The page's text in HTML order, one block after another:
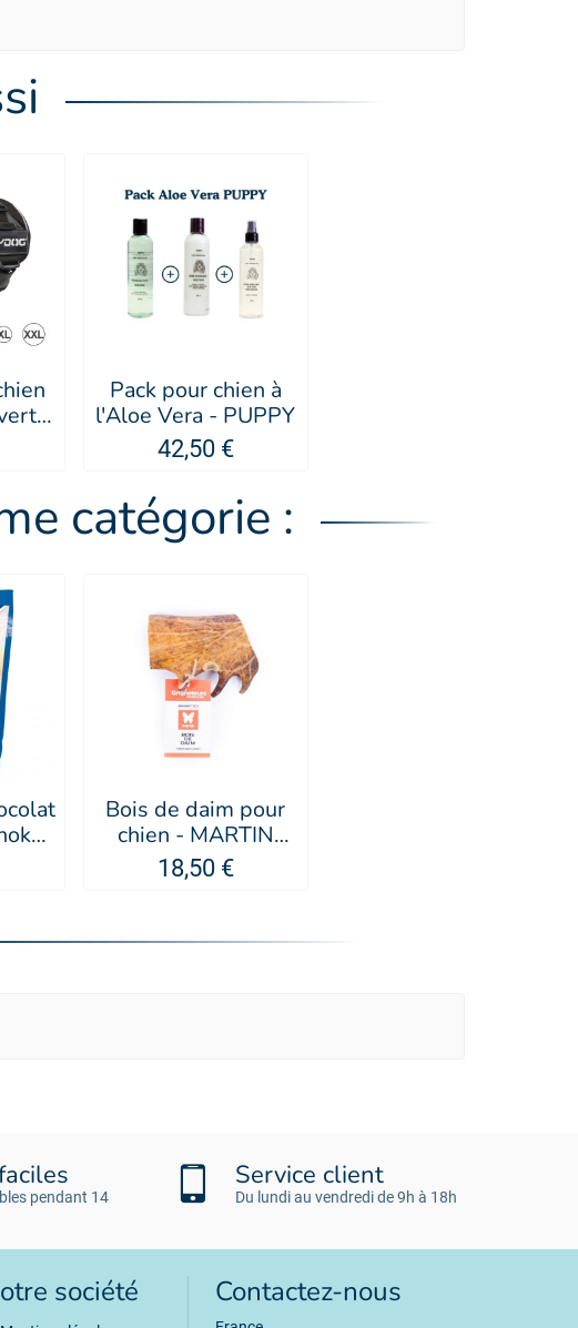
-
Pack pour chien à
l'Aloe Vera - PUPPY
42,50 €
catégorie :
Bois de daim pour
chien - MARTIN
SELLIER
18,50 €
pendant 14
Service client
Du lundi au vendredi de 9h à 18h
société Contactez-nous